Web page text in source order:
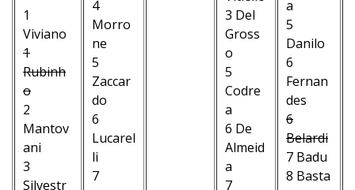
1
Viviano
1
Rubinh
o
2
Mantov
ani
3
Silvestr
4
Morro
ne
5
Zaccar
do
6
Lucarel
li
7
3 Del
Gross
o
5
Codre
a
6 De
Almeid
a
7
a
5
Danilo
6
Fernan
des
6
Belardi
7 Badu
8 Basta